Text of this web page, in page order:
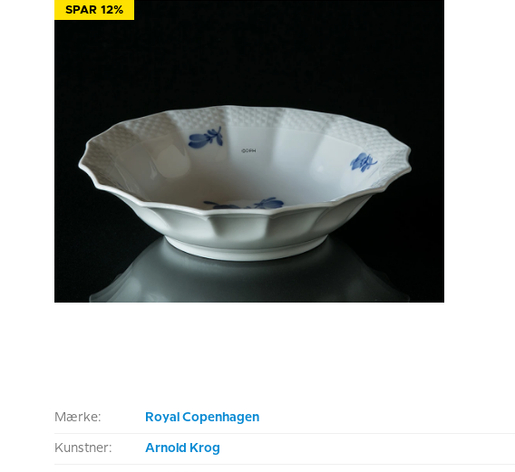
SPAR 12%
Mærke: Royal Copenhagen
Kunstner: Arnold Krog